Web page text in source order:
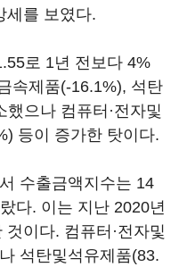
세를 보였다.
로 1년 전보다 4%
속제품(-16.1%), 석탄
으나 컴퓨터·전자및
등이 증가한 탓이다.
수출금액지수는 14
다. 이는 지난 2020년
이다. 컴퓨터·전자및
석탄및석유제품(83.